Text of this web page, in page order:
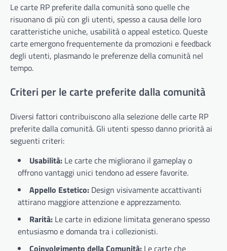
Le carte RP preferite dalla comunità sono quelle che
risuonano di più con gli utenti, spesso a causa delle loro
caratteristiche uniche, usabilità o appeal estetico. Queste
carte emergono frequentemente da promozioni e feedback
degli utenti, plasmando le preferenze della comunità nel
tempo.
Criteri per le carte preferite dalla comunità
Diversi fattori contribuiscono alla selezione delle carte RP
preferite dalla comunità. Gli utenti spesso danno priorità ai
seguenti criteri:
Usabilità: Le carte che migliorano il gameplay o
offrono vantaggi unici tendono ad essere favorite.
Appello Estetico: Design visivamente accattivanti
attirano maggiore attenzione e apprezzamento.
Rarità: Le carte in edizione limitata generano spesso
entusiasmo e domanda tra i collezionisti.
Coinvolgimento della Comunità: Le carte che